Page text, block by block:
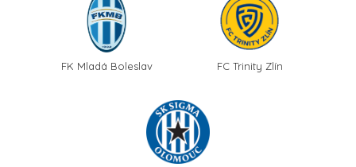
FK Mladá Boleslav FC Trinity Zlín